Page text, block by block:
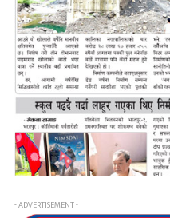
- ADVERTISEMENT -